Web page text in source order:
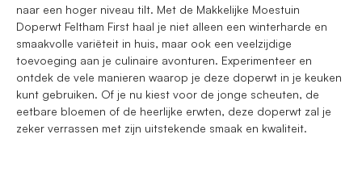
naar een hoger niveau tilt. Met de Makkelijke Moestuin
Doperwt Feltham First haal je niet alleen een winterharde en
smaakvolle variëteit in huis, maar ook een veelzijdige
toevoeging aan je culinaire avonturen. Experimenteer en
ontdek de vele manieren waarop je deze doperwt in je keuken
kunt gebruiken. Of je nu kiest voor de jonge scheuten, de
eetbare bloemen of de heerlijke erwten, deze doperwt zal je
zeker verrassen met zijn uitstekende smaak en kwaliteit.